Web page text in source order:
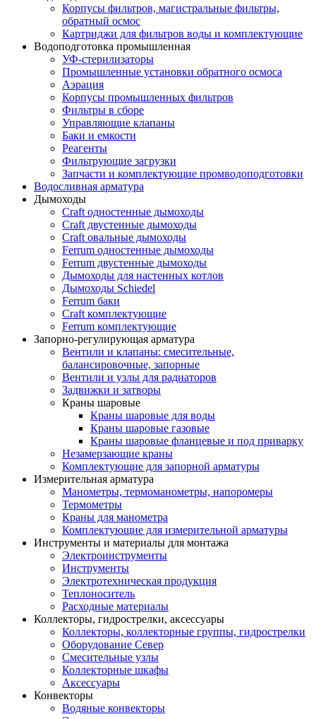
Корпусы фильтров, магистральные фильтры,
обратный осмос
Картриджи для фильтров воды и комплектующие
Водоподготовка промышленная
УФ-стерилизаторы
Промышленные установки обратного осмоса
Аэрация
Корпусы промышленных фильтров
Фильтры в сборе
Управляющие клапаны
Баки и емкости
Реагенты
Фильтрующие загрузки
Запчасти и комплектующие промводоподготовки
Водосливная арматура
Дымоходы
Craft одностенные дымоходы
Craft двустенные дымоходы
Craft овальные дымоходы
Ferrum одностенные дымоходы
Ferrum двустенные дымоходы
Дымоходы для настенных котлов
Дымоходы Schiedel
Ferrum баки
Craft комплектующие
Ferrum комплектующие
Запорно-регулирующая арматура
Вентили и клапаны: смесительные,
балансировочные, запорные
Вентили и узлы для радиаторов
Задвижки и затворы
Краны шаровые
Краны шаровые для воды
Краны шаровые газовые
Краны шаровые фланцевые и под приварку
Незамерзающие краны
Комплектующие для запорной арматуры
Измерительная арматура
Манометры, термоманометры, напоромеры
Термометры
Краны для манометра
Комплектующие для измерительной арматуры
Инструменты и материалы для монтажа
Электроинструменты
Инструменты
Электротехническая продукция
Теплоноситель
Расходные материалы
Коллекторы, гидрострелки, аксессуары
Коллекторы, коллекторные группы, гидрострелки
Оборудование Север
Смесительные узлы
Коллекторные шкафы
Аксессуары
Конвекторы
Водяные конвекторы